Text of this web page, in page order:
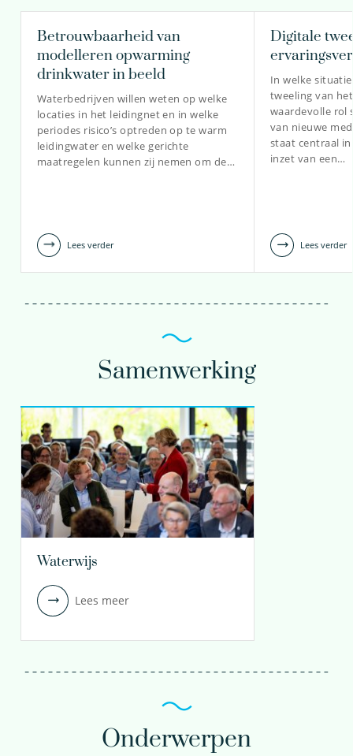
Principal Scientist
030-6069533
Mirjam.Blokker@kwrwater.nl
bekijk profiel
Betrouwbaarheid van
modelleren opwarming
drinkwater in beeld
Waterbedrijven willen weten op welke
locaties in het leidingnet en in welke
periodes risico’s optreden op te warm
leidingwater en welke gerichte
maatregelen kunnen zij nemen om de…
Lees verder
Digitale
In welke
tweeling van
waardevolle rol
van nieuwe
staat centraal
inzet van een…
Lees verder
Samenwerking
Waterwijs
Lees meer
Onderwerpen